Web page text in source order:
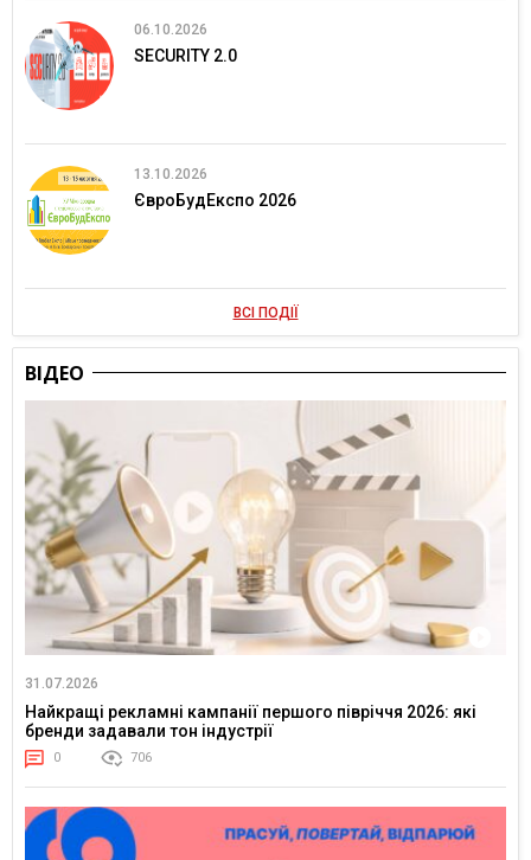
06.10.2026
SECURITY 2.0
13.10.2026
ЄвроБудЕкспо 2026
ВСІ ПОДІЇ
ВІДЕО
31.07.2026
Найкращі рекламні кампанії першого півріччя 2026: які
бренди задавали тон індустрії
0 706